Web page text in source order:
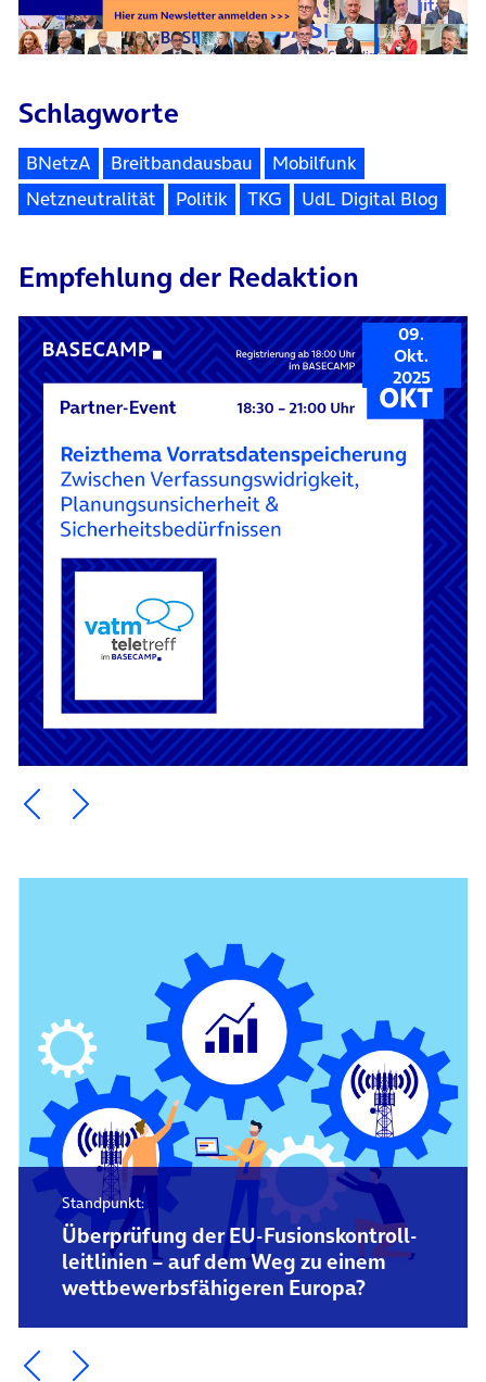
Schlagworte
BNetzA Breitbandausbau
Mobilfunk
Netzneutralität
Politik TKG UdL Digital Blog
Empfehlung der Redaktion
09.
Okt.
2025
Ein Element zurück blättern
Ein Element weiter blättern
Standpunkt:
Überprüfung der EU-Fusions­kontroll­
leitlinien – auf dem Weg zu einem
wettbewerbs­fähigeren Europa?
Ein Element zurück blättern
Ein Element weiter blättern